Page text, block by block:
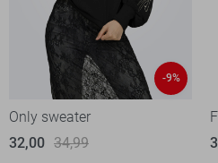
-9%
Only sweater
32,00 34,99